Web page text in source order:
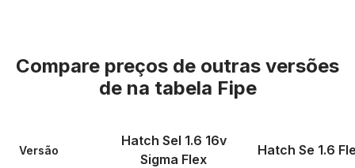
Compare preços de outras versões
de na tabela Fipe
Versão
Hatch Sel 1.6 16v
Sigma Flex
Hatch Se 1.6